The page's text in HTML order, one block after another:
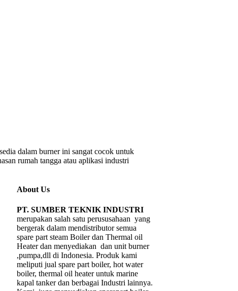
dalam burner ini sangat cocok untuk
rumah tangga atau aplikasi industri
About Us
PT. SUMBER TEKNIK INDUSTRI
merupakan salah satu perususahaan yang
bergerak dalam mendistributor semua
spare part steam Boiler dan Thermal oil
Heater dan menyediakan dan unit burner
,pumpa,dll di Indonesia. Produk kami
meliputi jual spare part boiler, hot water
boiler, thermal oil heater untuk marine
kapal tanker dan berbagai Industri lainnya.